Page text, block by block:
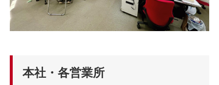
本社・各営業所